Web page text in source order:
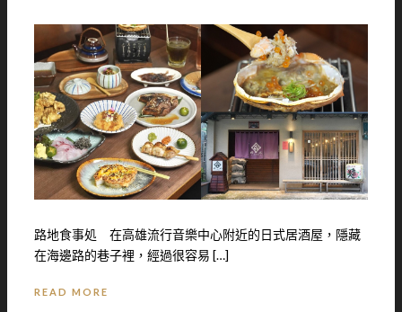
路地食事処 在高雄流行音樂中心附近的日式居酒屋，隱藏
在海邊路的巷子裡，經過很容易 […]
READ MORE